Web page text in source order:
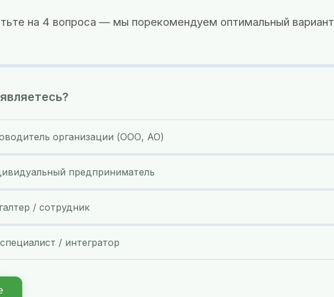
на 4 вопроса — мы порекомендуем оптимальный вариант
организации (ООО, АО)
предприниматель
/ сотрудник
/ интегратор